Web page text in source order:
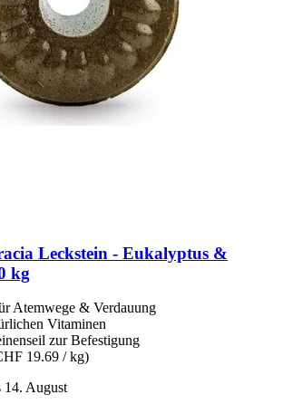
Leckstein -​ Eukalyptus &
kg
Atemwege & Verdauung
Vitaminen
zur Befestigung
19.69 / kg)
14. August